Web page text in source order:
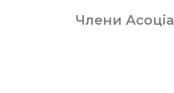
Члени